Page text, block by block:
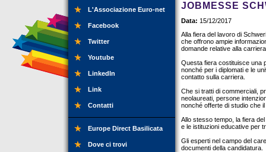
L'Associazione Euro-net
Facebook
Twitter
Youtube
LinkedIn
Link
Contatti
Europe Direct Basilicata
Dove ci trovi
JOBMESSE
Data: 15/12/2017
Alla fiera del lavoro di
che offrono ampie
domande relative alla
Questa fiera costituisce una
nonché per i diplomati e le
contatto sulla carriera.
Che si tratti di commerciali,
neolaureati, persone
nonché offerte di studio che
Allo stesso tempo, la fiera
e le istituzioni educative per
Gli esperti nel campo del
documenti della candidatura.